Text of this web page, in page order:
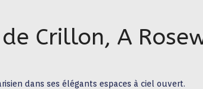
Crillon, A
dans ses élégants espaces à ciel ouvert.